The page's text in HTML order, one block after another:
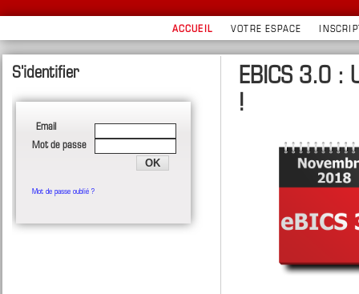
ACCUEIL VOTRE ESPACE
EBICS 3.0 :
!